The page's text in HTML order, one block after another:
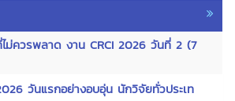
ไม่ควรพลาด งาน CRCI 2026 วันที่ 2 (7
วันแรกอย่างอบอุ่น นักวิจัยทั่วประเท